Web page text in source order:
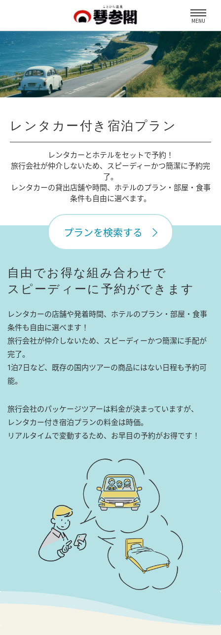
MENU
レンタカー付き宿泊プラン
レンタカーとホテルをセットで予約！
旅行会社が仲介しないため、
スピーディーかつ簡潔に予約完
了。
レンタカーの貸出店舗や時間、 ホテルのプラン・部屋・食事
条件も自由に選べます。
プランを検索する
自由でお得な組み合わせで
スピーディーに予約ができます
レンタカーの店舗や発着時間、ホテルのプラン・部屋・食事
条件も自由に選べます！
旅行会社が仲介しないため、スピーディーかつ簡潔に手配が
完了。
1泊7日など、既存の国内ツアーの商品にはない日程も予約可
能。
旅行会社のパッケージツアーは料金が決まっていますが、
レンタカー付き宿泊プランの料金は時価。
リアルタイムで変動するため、お早目の予約がお得です！